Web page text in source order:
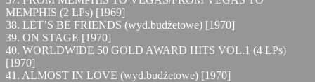
MEMPHIS (2 LPs) [1969]
38. LET’S BE FRIENDS (wyd.budżetowe) [1970]
39. ON STAGE [1970]
40. WORLDWIDE 50 GOLD AWARD HITS VOL.1 (4 LPs)
[1970]
41. ALMOST IN LOVE (wyd.budżetowe) [1970]